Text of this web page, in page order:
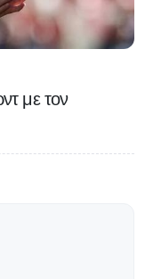
με τον